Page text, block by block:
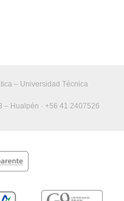
– Universidad Técnica
– Hualpén · +56 41 2407526